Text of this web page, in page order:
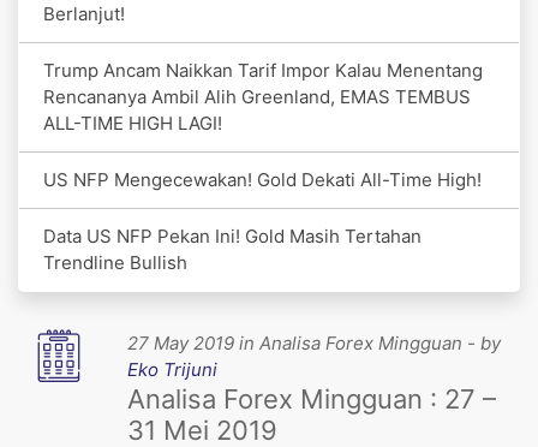
Berlanjut!
Trump Ancam Naikkan Tarif Impor Kalau Menentang
Rencananya Ambil Alih Greenland, EMAS TEMBUS
ALL-TIME HIGH LAGI!
US NFP Mengecewakan! Gold Dekati All-Time High!
Data US NFP Pekan Ini! Gold Masih Tertahan
Trendline Bullish
27 May 2019 in Analisa Forex Mingguan - by
Eko Trijuni
Analisa Forex Mingguan : 27 –
31 Mei 2019